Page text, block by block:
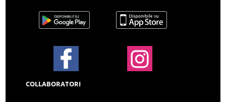
COLLABORATORI